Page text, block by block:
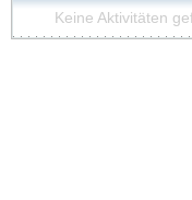
Keine Aktivitäten